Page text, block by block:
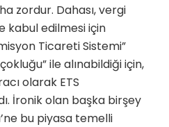
zordur. Dahası, vergi
kabul edilmesi için
Ticareti Sistemi”
ile alınabildiği için,
olarak ETS
İronik olan başka birşey
bu piyasa temelli